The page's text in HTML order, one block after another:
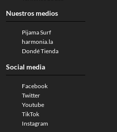
Nuestros medios
Pijama Surf
harmonia.la
Dondé Tienda
Social media
Facebook
Twitter
Youtube
TikTok
Instagram